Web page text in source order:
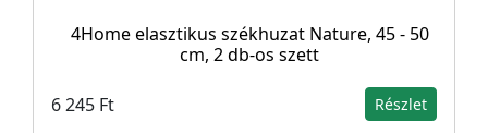
4Home elasztikus székhuzat Nature, 45 - 50
cm, 2 db-os szett
6 245 Ft Részlet